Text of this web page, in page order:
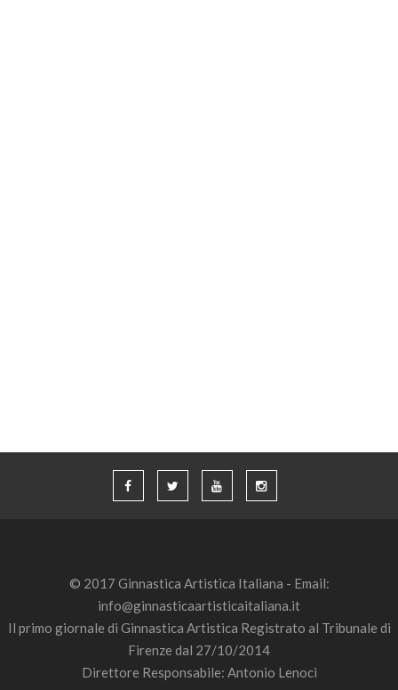
© 2017 Ginnastica Artistica Italiana - Email:
info@ginnasticaartisticaitaliana.it
Il primo giornale di Ginnastica Artistica Registrato al Tribunale di
Firenze dal 27/10/2014
Direttore Responsabile: Antonio Lenoci